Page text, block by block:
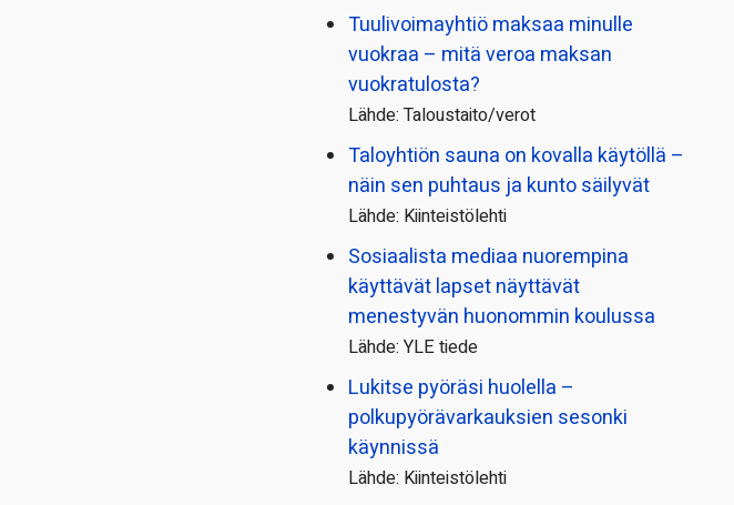
Tuulivoimayhtiö maksaa minulle
vuokraa – mitä veroa maksan
vuokratulosta?
Lähde: Taloustaito/verot
Taloyhtiön sauna on kovalla käytöllä –
näin sen puhtaus ja kunto säilyvät
Lähde: Kiinteistölehti
Sosiaalista mediaa nuorempina
käyttävät lapset näyttävät
menestyvän huonommin koulussa
Lähde: YLE tiede
Lukitse pyöräsi huolella –
polkupyörävarkauksien sesonki
käynnissä
Lähde: Kiinteistölehti